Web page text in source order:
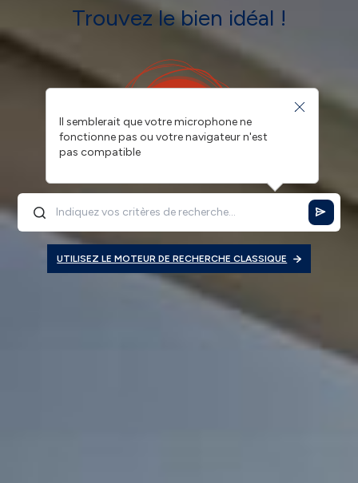
Trouvez le bien idéal !
Il semblerait que votre microphone ne
fonctionne pas ou votre navigateur n'est
pas compatible
UTILISEZ LE MOTEUR DE RECHERCHE CLASSIQUE